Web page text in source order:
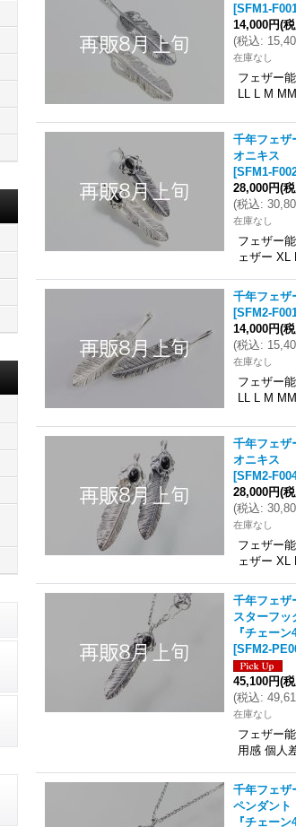
[SFM1-
14,000円(
(税込:
在庫なし
フェザー
LL L M
千年フェザ
オニキス
[SFM1-
28,000円(
(税込:
在庫なし
フェザー
ェザー XL
千年フェザ
[SFM2-
14,000円(
(税込:
在庫なし
フェザー
LL L M
千年フェザ
オニキス
[SFM2-
28,000円(
(税込:
在庫なし
フェザー
ェザー XL
千年フェザ
スターフッ
『チェーン
[SFM2-
45,100円(
(税込:
在庫なし
フェザー
用感 個人
千年フェザ
ペンダント
『チェーン